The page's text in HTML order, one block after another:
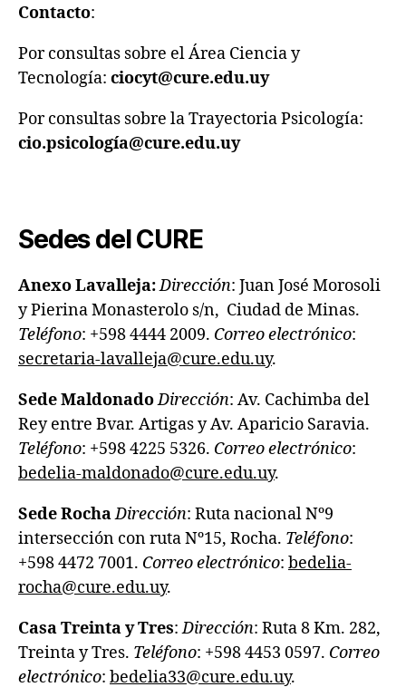
Contacto:
Por consultas sobre el Área Ciencia y
Tecnología: ciocyt@cure.edu.uy
Por consultas sobre la Trayectoria Psicología:
cio.psicología@cure.edu.uy
Sedes del CURE
Anexo Lavalleja:Dirección: Juan José Morosoli
y Pierina Monasterolo s/n, Ciudad de Minas.
Teléfono: +598 4444 2009. Correo electrónico:
secretaria-lavalleja@cure.edu.uy.
Sede MaldonadoDirección: Av. Cachimba del
Rey entre Bvar. Artigas y Av. Aparicio Saravia.
Teléfono: +598 4225 5326. Correo electrónico:
bedelia-maldonado@cure.edu.uy.
Sede RochaDirección: Ruta nacional Nº9
intersección con ruta Nº15, Rocha. Teléfono:
+598 4472 7001. Correo electrónico: bedelia-
rocha@cure.edu.uy.
CasaTreinta y Tres:Dirección: Ruta 8 Km. 282,
Treinta y Tres. Teléfono: +598 4453 0597. Correo
electrónico: bedelia33@cure.edu.uy.